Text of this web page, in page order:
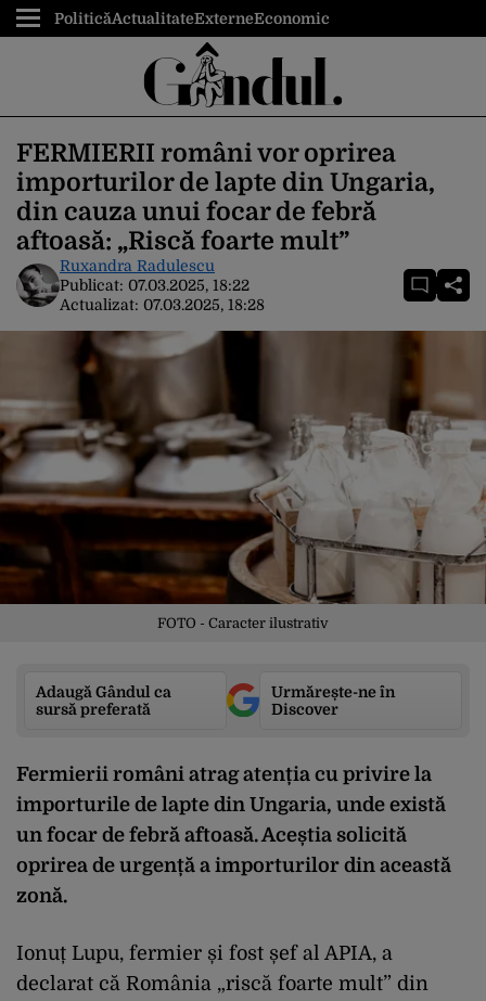
PoliticăActualitateExterneEconomic
FERMIERII români vor oprirea
importurilor de lapte din Ungaria,
din cauza unui focar de febră
aftoasă: „Riscă foarte mult”
Ruxandra Radulescu
Publicat: 07.03.2025, 18:22
Actualizat: 07.03.2025, 18:28
FOTO - Caracter ilustrativ
Adaugă Gândul ca
sursă preferată
Urmărește-ne în
Discover
Fermierii români atrag atenția cu privire la
importurile de lapte din Ungaria, unde există
un focar de febră aftoasă. Aceștia solicită
oprirea de urgență a importurilor din această
zonă.
Ionuț Lupu, fermier și fost șef al APIA, a
declarat că România „riscă foarte mult” din